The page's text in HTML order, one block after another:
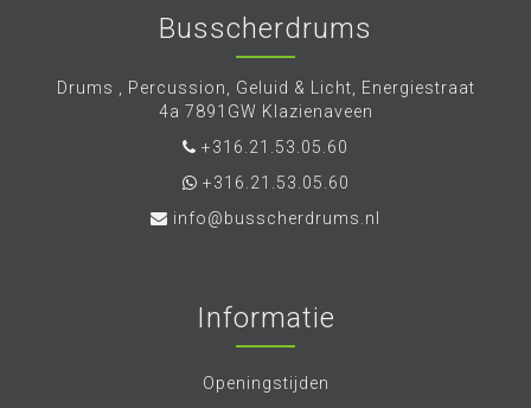
Busscherdrums
Drums , Percussion, Geluid & Licht, Energiestraat
4a 7891GW Klazienaveen
+316.21.53.05.60
+316.21.53.05.60
info@busscherdrums.nl
Informatie
Openingstijden